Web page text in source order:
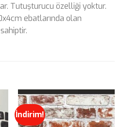
Tutuşturucu özelliği yoktur.
ebatlarında olan
İndirim!